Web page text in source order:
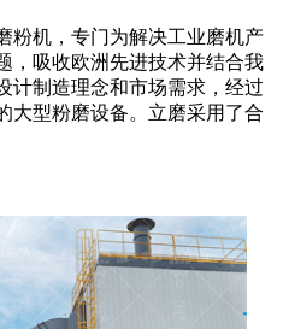
粉机，专门为解决工业磨机产
，吸收欧洲先进技术并结合我
计制造理念和市场需求，经过
大型粉磨设备。立磨采用了合